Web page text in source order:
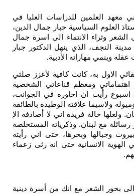
معهد العلمين للدراسات العليا في
العلوم السياسية جبار جمال الدين،
وثراء الانتماء الى اسرة جمال
النجف، الذي ينهل الدكتور جبار
وينمي مهاراته الأدبية.
الاول به، كانت كافية لأعزز صلتي
ومعظم قناعاتي الشخصية
اسبوع رأيت ان احاوره في الجوانب،
ولاسيما علاقته الوطيدة بالطائفة
ولعلها حالة فريدة اني لا أصادفه الإ
مع لبنان. وذكرياته المستخلصة
وجبالها وبحرها، حتى اني رأيته
الهوية الانسانية حتى انه رثى زعماء
.
بحور الشعر مع انك من أسرة دينية